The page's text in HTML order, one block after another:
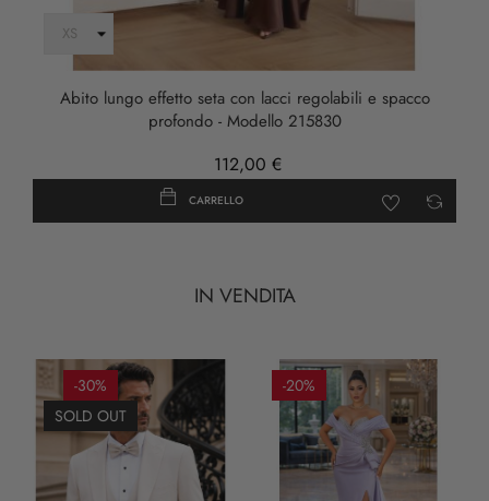
Abito lungo effetto seta con lacci regolabili e spacco
profondo - Modello 215830
112,00 €
CARRELLO
IN VENDITA
-30%
SOLD OUT
-20%